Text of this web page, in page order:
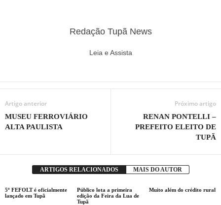
Redação Tupã News
Leia e Assista
Artigo anterior
MUSEU FERROVIÁRIO
ALTA PAULISTA
Próximo artigo
RENAN PONTELLI –
PREFEITO ELEITO DE
TUPÃ
ARTIGOS RELACIONADOS MAIS DO AUTOR
5º FEFOLT é oficialmente
lançado em Tupã
Público lota a primeira
edição da Feira da Lua de
Tupã
Muito além do crédito rural